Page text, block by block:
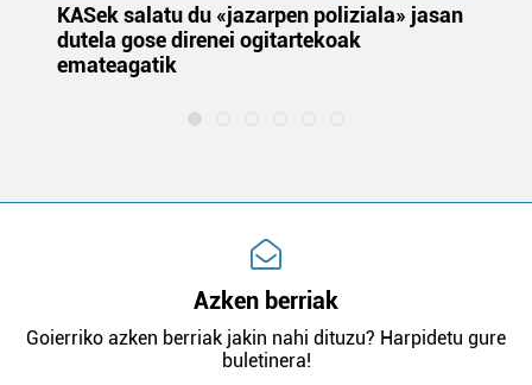
KASek salatu du «jazarpen poliziala» jasan
dutela gose direnei ogitartekoak
emateagatik
Azken berriak
Goierriko azken berriak jakin nahi dituzu? Harpidetu gure
buletinera!